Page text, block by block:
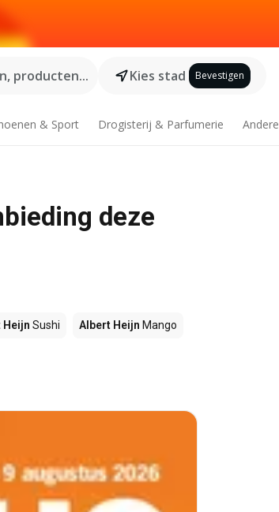
producten...
Kies stad Bevestigen
& Sport Drogisterij & Parfumerie Andere
deze
Heijn Sushi Albert Heijn Mango